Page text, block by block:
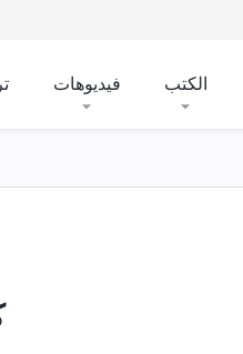
الكتب فيديوهات